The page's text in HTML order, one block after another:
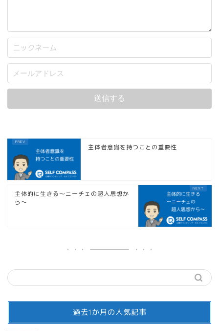
主体者意識を持つことの重要性
主体的に生きる～ニーチェの超人思想か
ら～
過去1か月の人気記事